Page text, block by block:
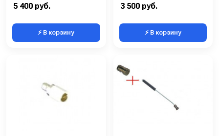
5 400 руб.
⚡ В корзину
3 500 руб.
⚡ В корзину